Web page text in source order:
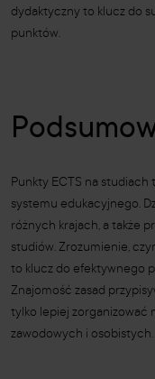
dydaktyczny to klucz do
punktów.
Punkty ECTS na
systemu edukacyjnego.
różnych krajach, a także
studiów. Zrozumienie,
to klucz do efektywnego
Znajomość zasad
tylko lepiej zorganizować
zawodowych i osobistych.